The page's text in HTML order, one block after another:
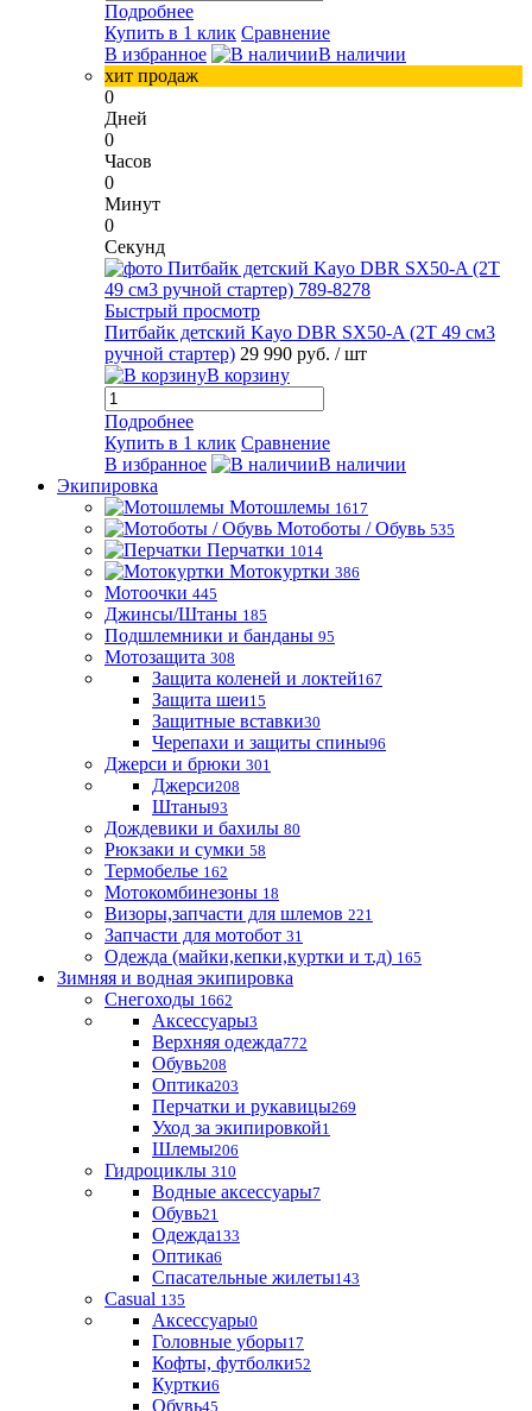
Подробнее
Купить в 1 клик Сравнение
В избранное
В наличии
хит продаж
0
Дней
0
Часов
0
Минут
0
Секунд
Быстрый просмотр
Питбайк детский Kayo DBR SX50-A (2T 49 см3
ручной стартер) 29 990 руб. / шт
В корзину
Подробнее
Купить в 1 клик Сравнение
В избранное
В наличии
Экипировка
Мотошлемы 1617
Мотоботы / Обувь 535
Перчатки 1014
Мотокуртки 386
Мотоочки 445
Джинсы/Штаны 185
Подшлемники и банданы 95
Мотозащита 308
Защита коленей и локтей167
Защита шеи15
Защитные вставки30
Черепахи и защиты спины96
Джерси и брюки 301
Джерси208
Штаны93
Дождевики и бахилы 80
Рюкзаки и сумки 58
Термобелье 162
Мотокомбинезоны 18
Визоры,запчасти для шлемов 221
Запчасти для мотобот 31
Одежда (майки,кепки,куртки и т.д) 165
Зимняя и водная экипировка
Снегоходы 1662
Аксессуары3
Верхняя одежда772
Обувь208
Оптика203
Перчатки и рукавицы269
Уход за экипировкой1
Шлемы206
Гидроциклы 310
Водные аксессуары7
Обувь21
Одежда133
Оптика6
Спасательные жилеты143
Casual 135
Аксессуары0
Головные уборы17
Кофты, футболки52
Куртки6
Обувь45